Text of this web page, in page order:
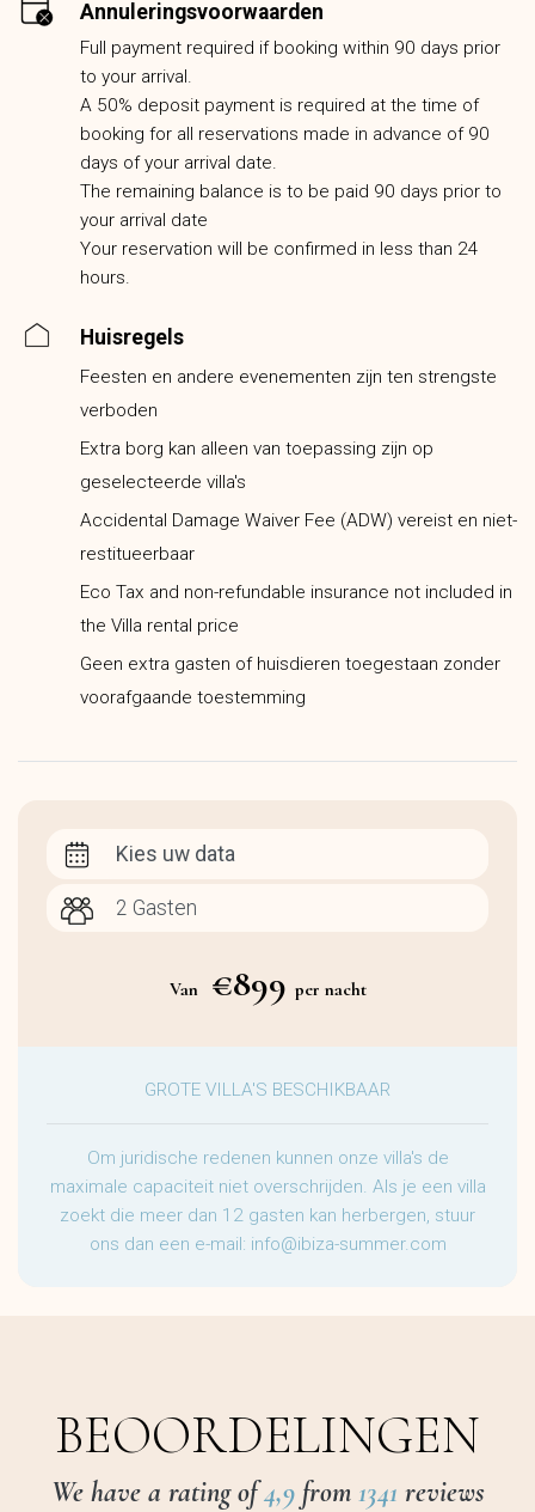
Annuleringsvoorwaarden
Full payment required if booking within 90 days prior
to your arrival.
A 50% deposit payment is required at the time of
booking for all reservations made in advance of 90
days of your arrival date.
The remaining balance is to be paid 90 days prior to
your arrival date
Your reservation will be confirmed in less than 24
hours.
Huisregels
Feesten en andere evenementen zijn ten strengste
verboden
Extra borg kan alleen van toepassing zijn op
geselecteerde villa's
Accidental Damage Waiver Fee (ADW) vereist en niet-
restitueerbaar
Eco Tax and non-refundable insurance not included in
the Villa rental price
Geen extra gasten of huisdieren toegestaan zonder
voorafgaande toestemming
Kies uw data
Van €899 per nacht
GROTE VILLA'S BESCHIKBAAR
Om juridische redenen kunnen onze villa's de
maximale capaciteit niet overschrijden. Als je een villa
zoekt die meer dan 12 gasten kan herbergen, stuur
ons dan een e-mail: info@ibiza-summer.com
BEOORDELINGEN
We have a rating of4,9from 1341 reviews